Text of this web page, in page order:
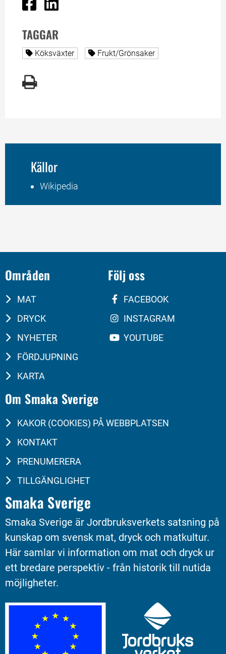
TAGGAR
Alla sidor taggade med
Köksväxter Alla sidor taggade med
Frukt/Grönsaker
Källor
Wikipedia
Områden
MAT
DRYCK
NYHETER
FÖRDJUPNING
KARTA
Följ oss
FACEBOOK
INSTAGRAM
YOUTUBE
Om Smaka Sverige
KAKOR (COOKIES) PÅ WEBBPLATSEN
KONTAKT
PRENUMERERA
TILLGÄNGLIGHET
Smaka Sverige
Smaka Sverige är Jordbruksverkets satsning på
kunskap om svensk mat, dryck och matkultur.
Här samlar vi information om mat och dryck ur
ett bredare perspektiv - från historik till nutida
möjligheter.